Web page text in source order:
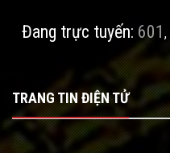
Đang trực tuyến: 601 ,
TRANG TIN ĐIỆN TỬ